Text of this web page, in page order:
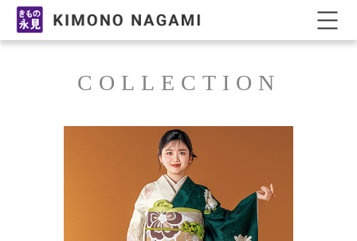
鳥取県米子市の振袖レンタル・振袖販売ならきもの
COLLECTION